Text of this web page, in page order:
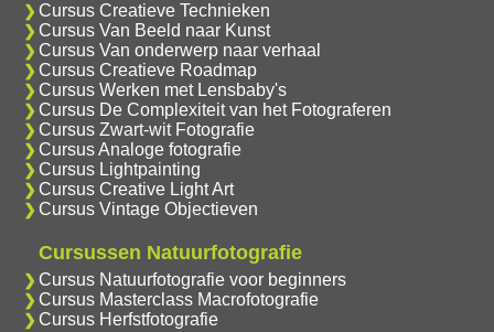
Cursus Creatieve Technieken
Cursus Van Beeld naar Kunst
Cursus Van onderwerp naar verhaal
Cursus Creatieve Roadmap
Cursus Werken met Lensbaby's
Cursus De Complexiteit van het Fotograferen
Cursus Zwart-wit Fotografie
Cursus Analoge fotografie
Cursus Lightpainting
Cursus Creative Light Art
Cursus Vintage Objectieven
Cursussen Natuurfotografie
Cursus Natuurfotografie voor beginners
Cursus Masterclass Macrofotografie
Cursus Herfstfotografie